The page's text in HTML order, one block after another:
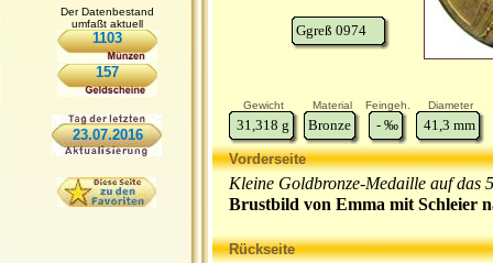
Der Datenbestand
umfaßt aktuell
1103
157
23.07.2016
Ggreß 0974
Gewicht Material Feingeh. Diameter
31,318 g Bronze - ‰ 41,3 mm
Vorderseite
Kleine Goldbronze-Medaille auf das
Brustbild von Emma mit Schleier
Rückseite